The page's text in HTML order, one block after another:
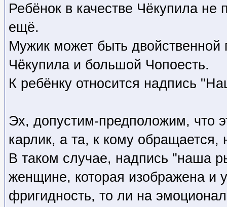
Ребёнок в качестве Чёкупила
ещё.
Мужик может быть
Чёкупила и большой Чопоесть.
К ребёнку относится надпись
Эх, допустим-предположим, что
карлик, а та, к кому обращается,
В таком случае, надпись "наша
женщине, которая изображена и
фригидность, то ли на